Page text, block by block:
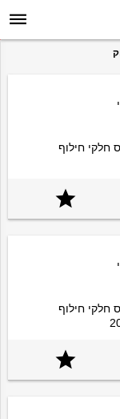

חלקי חילוף

חלקי חילוף
